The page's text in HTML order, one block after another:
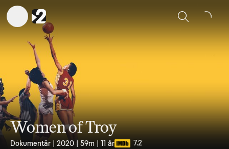
Sök
Women of Troy
Dokumentär | 2020 | 59m | 11 år 7.2